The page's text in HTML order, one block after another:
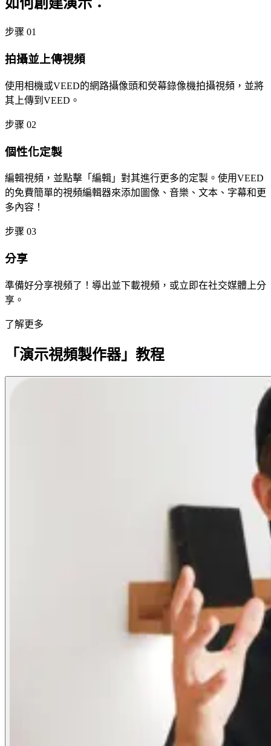
步骤 01
拍攝並上傳視頻
使用相機或VEED的網路攝像頭和熒幕錄像機拍攝視頻，並將
其上傳到VEED。
步骤 02
個性化定製
編輯視頻，並點擊「編輯」對其進行更多的定製。使用VEED
的免費簡單的視頻編輯器來添加圖像、音樂、文本、字幕和更
多內容！
步骤 03
分享
準備好分享視頻了！導出並下載視頻，或立即在社交媒體上分
享。
了解更多
「演示視頻製作器」教程